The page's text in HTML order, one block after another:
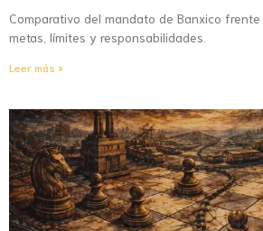
Comparativo del mandato de Banxico frente
metas, límites y responsabilidades.
Leer más »